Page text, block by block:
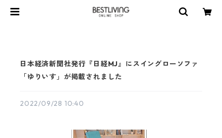
日本経済新聞社発行『日経MJ』にスイングローソファ
「ゆりいす」が掲載されました
2022/09/28 10:40